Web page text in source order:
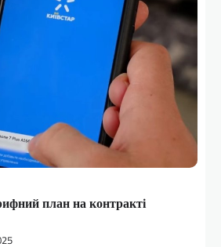
план на контракті